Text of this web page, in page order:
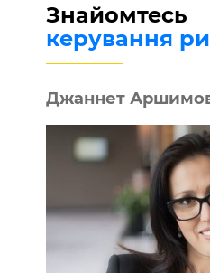
керування
Джаннет